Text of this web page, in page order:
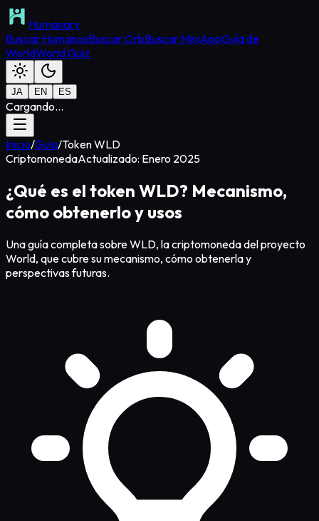
Humanary
Buscar HumanosBuscar OrbBuscar MiniAppGuía de
WorldWorld Quiz
JA EN ES
Cargando...
Inicio/Guía/Token WLD
CriptomonedaActualizado: Enero 2025
¿Qué es el token WLD? Mecanismo,
cómo obtenerlo y usos
Una guía completa sobre WLD, la criptomoneda del proyecto
World, que cubre su mecanismo, cómo obtenerla y
perspectivas futuras.